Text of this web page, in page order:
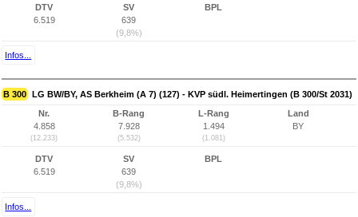
DTV
6.519
SV
639
(9,8%)
BPL
Infos...
B 300 LG BW/BY, AS Berkheim (A 7) (127) - KVP südl. Heimertingen (B 300/St 2031)
Nr.
4.858
(12.233)
B-Rang
7.928
(5.532)
L-Rang
1.494
(1.081)
Land
BY
DTV
6.519
SV
639
(9,8%)
BPL
Infos...